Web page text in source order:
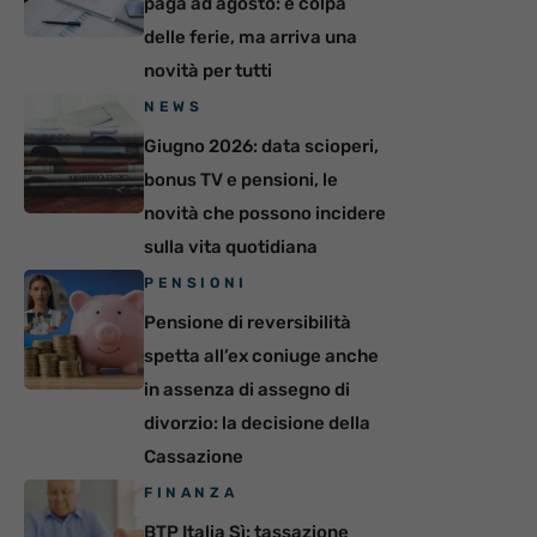
delle ferie, ma arriva una
novità per tutti
NEWS
Giugno 2026: data scioperi,
bonus TV e pensioni, le
novità che possono incidere
sulla vita quotidiana
PENSIONI
Pensione di reversibilità
spetta all’ex coniuge anche
in assenza di assegno di
divorzio: la decisione della
Cassazione
FINANZA
BTP Italia Sì: tassazione